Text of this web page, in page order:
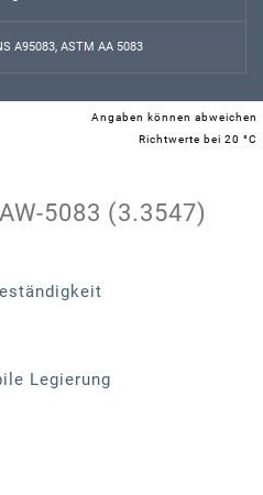
A95083, ASTM AA 5083
Angaben können abweichen
Richtwerte bei 20 °C
5083 (3.3547)
Legierung